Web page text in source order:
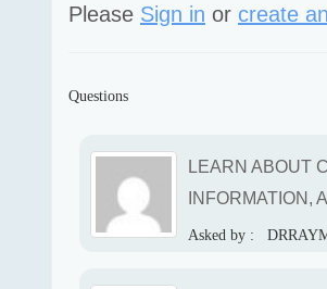
Please Sign in or create
Questions
LEARN ABOUT
INFORMATION,
Asked by :